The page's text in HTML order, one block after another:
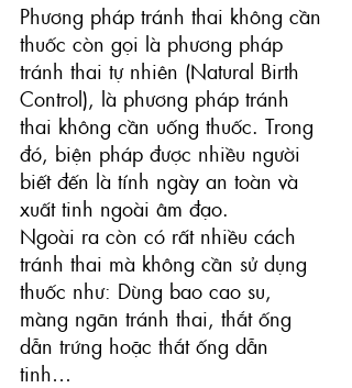
Phương pháp tránh thai không cần
thuốc còn gọi là phương pháp
tránh thai tự nhiên (Natural Birth
Control), là phương pháp tránh
thai không cần uống thuốc. Trong
đó, biện pháp được nhiều người
biết đến là tính ngày an toàn và
xuất tinh ngoài âm đạo.
Ngoài ra còn có rất nhiều cách
tránh thai mà không cần sử dụng
thuốc như: Dùng bao cao su,
màng ngăn tránh thai, thắt ống
dẫn trứng hoặc thắt ống dẫn
tinh…